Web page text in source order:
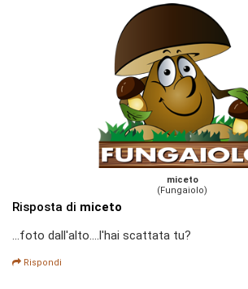
miceto
(Fungaiolo)
Risposta di miceto
...foto dall'alto....l'hai scattata tu?
Rispondi